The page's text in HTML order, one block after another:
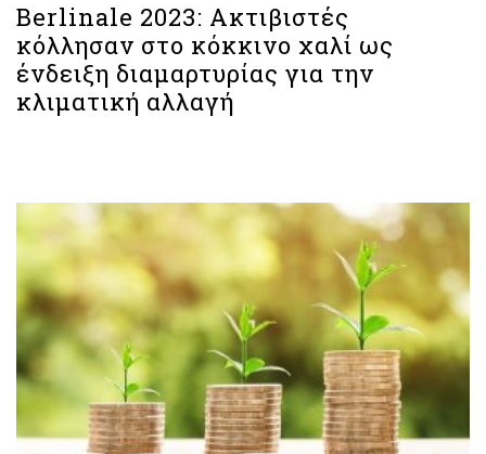
Berlinale 2023: Ακτιβιστές
κόλλησαν στο κόκκινο χαλί ως
ένδειξη διαμαρτυρίας για την
κλιματική αλλαγή